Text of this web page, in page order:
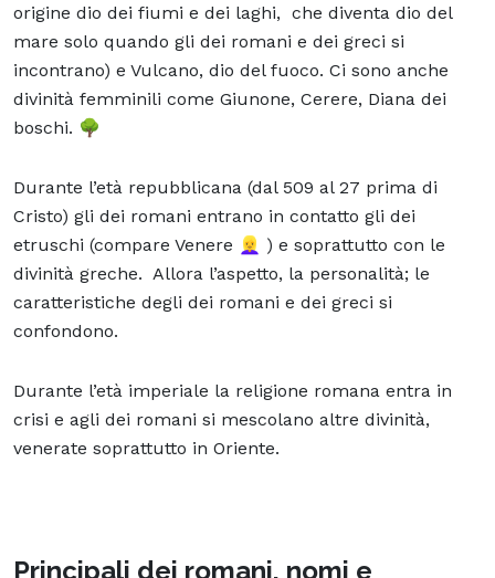
origine dio dei fiumi e dei laghi, che diventa dio del
mare solo quando gli dei romani e dei greci si
incontrano) e Vulcano, dio del fuoco. Ci sono anche
divinità femminili come Giunone, Cerere, Diana dei
boschi. 🌳
Durante l’età repubblicana (dal 509 al 27 prima di
Cristo) gli dei romani entrano in contatto gli dei
etruschi (compare Venere 👱‍♀️ ) e soprattutto con le
divinità greche. Allora l’aspetto, la personalità; le
caratteristiche degli dei romani e dei greci si
confondono.
Durante l’età imperiale la religione romana entra in
crisi e agli dei romani si mescolano altre divinità,
venerate soprattutto in Oriente.
Principali dei romani, nomi e